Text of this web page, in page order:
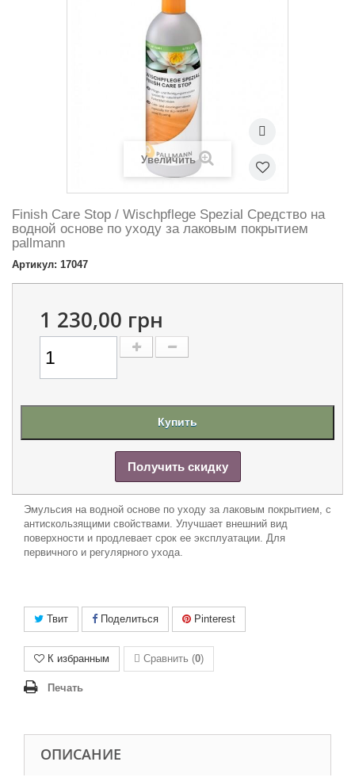
Увеличить
Finish Care Stop / Wischpflege Spezial Средство на
водной основе по уходу за лаковым покрытием
pallmann
Артикул: 17047
1 230,00 грн
Купить
Получить скидку
Эмульсия на водной основе по уходу за лаковым покрытием, с
антискользящими свойствами. Улучшает внешний вид
поверхности и продлевает срок ее эксплуатации. Для
первичного и регулярного ухода.
Твит Поделиться Pinterest
К избранным Сравнить (0)
Печать
ОПИСАНИЕ